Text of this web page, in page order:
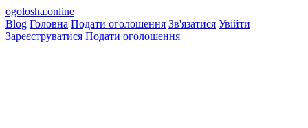
ogolosha.online
Blog Головна Подати оголошення Зв'язатися Увійти
Зареєструватися Подати оголошення